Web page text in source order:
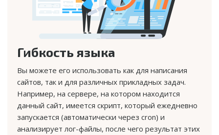
Гибкость языка
Вы можете его использовать как для написания
сайтов, так и для различных прикладных задач.
Например, на сервере, на котором находится
данный сайт, имеется скрипт, который ежедневно
запускается (автоматически через cron) и
анализирует лог-файлы, после чего результат этих